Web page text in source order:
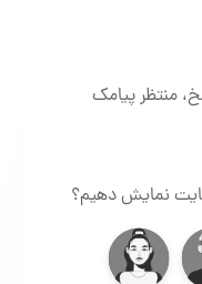
منتظر پیامک
نمایش دهیم؟